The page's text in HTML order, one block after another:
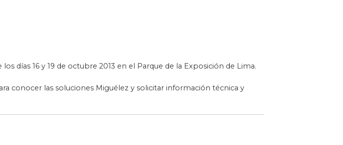
días 16 y 19 de octubre 2013 en el Parque de la Exposición de Lima.
conocer las soluciones Miguélez y solicitar información técnica y